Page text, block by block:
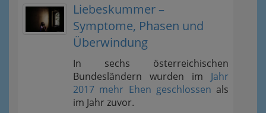
Liebeskummer –
Symptome, Phasen und
Überwindung
In sechs österreichischen
Bundesländern wurden im Jahr
2017 mehr Ehen geschlossen als
im Jahr zuvor.